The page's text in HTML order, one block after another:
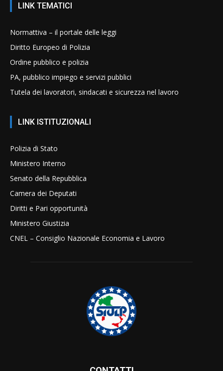
LINK TEMATICI
Normattiva – il portale delle leggi
Diritto Europeo di Polizia
Ordine pubblico e polizia
PA, pubblico impiego e servizi pubblici
Tutela dei lavoratori, sindacati e sicurezza nel lavoro
LINK ISTITUZIONALI
Polizia di Stato
Ministero Interno
Senato della Repubblica
Camera dei Deputati
Diritti e Pari opportunità
Ministero Giustizia
CNEL – Consiglio Nazionale Economia e Lavoro